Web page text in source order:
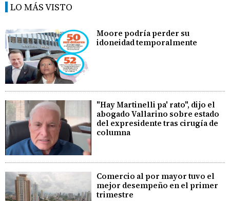
LO MÁS VISTO
Moore podría perder su
idoneidad temporalmente
"Hay Martinelli pa' rato", dijo el
abogado Vallarino sobre estado
del expresidente tras cirugía de
columna
Comercio al por mayor tuvo el
mejor desempeño en el primer
trimestre